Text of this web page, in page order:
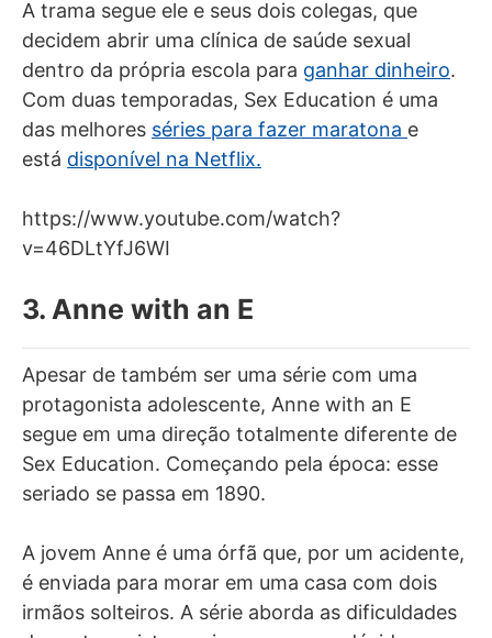
A trama segue ele e seus dois colegas, que
decidem abrir uma clínica de saúde sexual
dentro da própria escola para ganhar dinheiro.
Com duas temporadas, Sex Education é uma
das melhores séries para fazer maratona e
está disponível na Netflix.
https://www.youtube.com/watch?
v=46DLtYfJ6WI
3. Anne with an E
Apesar de também ser uma série com uma
protagonista adolescente, Anne with an E
segue em uma direção totalmente diferente de
Sex Education. Começando pela época: esse
seriado se passa em 1890.
A jovem Anne é uma órfã que, por um acidente,
é enviada para morar em uma casa com dois
irmãos solteiros. A série aborda as dificuldades